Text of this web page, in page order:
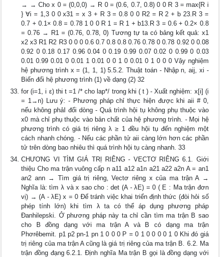
→ → Cho x 0 = (0,0,0) → R 0 = (0.6, 0.7, 0.8) 0 0 R 3 = max{R i
} ∀i = 1,3 0 0 x31 = x 3 + R 3 = 0.8 0 0 R2 = R 2 + b 23.R 3 =
0.7 + 0.1× 0.8 = 0.78 1 0 0 R 1 = R 1 + b13.R 3 = 0.6 + 0.2× 0.8
= 0.76 → R1 = (0.76, 0.78, 0) Tương tự ta có bảng kết quả: x1
x2 x3 R1 R2 R3 0 0 0 0.6 0.7 0.8 0.8 0.76 0.78 0 0.78 0.92 0 0.08
0.92 0 0.18 0.17 0.96 0.04 0 0.19 0.99 0.07 0.02 0 0.99 0 0.03
0.01 0.99 0.01 0 0.01 1 0.01 0 0 1 0 0.01 0 1 0 0 0 Vậy nghiệm
hệ phương trình x = (1, 1, 1) 5.5.2. Thuật toán - Nhập n, aij, xi -
Biến đổi hệ phương trình (1) về dạng (2) 32
for (i=1, i ε) thi t =1 /* cho lap*/ trong khi ( t ) - Xuất nghiệm: x[i] (i
= 1→n) Lưu ý: - Phương pháp chỉ thực hiện được khi aii # 0,
nếu không phảI đổi dòng - Quá trình hội tụ không phụ thuộc vào
x0 mà chỉ phụ thuộc vào bản chất của hệ phương trình. - Mọi hệ
phương trình có giá trị riêng λ ≥ 1 đều hội tụ đến nghiệm một
cách nhanh chóng. - Nếu các phần tử aii càng lớn hơn các phần
tử trên dòng bao nhiêu thì quá trình hội tụ càng nhanh. 33
CHƯƠNG VI TÌM GIÁ TRỊ RIÊNG - VECTƠ RIÊNG 6.1. Giới
thiệu Cho ma trận vuông cấp n a11 a12 a1n a21 a22 a2n A = an1
an2 ann → Tìm giá trị riêng, Vectơ riêng x của ma trận A →
Nghĩa là: tìm λ và x sao cho : det (A - λE) = 0 ( E : Ma trận đơn
vị) → (A - λE) x = 0 Để tránh việc khai triển định thức (đòi hỏi số
phép tính lớn) khi tìm λ ta có thể áp dụng phương pháp
Đanhilepski. Ở phương pháp này ta chỉ cần tìm ma trận B sao
cho B đồng dạng với ma trận A và B có dạng ma trận
Phơrêbemit. p1 p2 pn-1 pn 1 0 0 0 P = 0 1 0 0 0 0 1 0 Khi đó giá
trị riêng của ma trận A cũng là giá trị riêng của ma trận B. 6.2. Ma
trận đồng đạng 6.2.1. Định nghĩa Ma trận B gọi là đồng dạng với